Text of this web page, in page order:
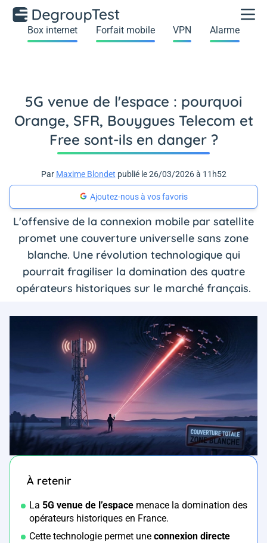
Box internet Forfait mobile VPN Alarme
5G venue de l'espace : pourquoi
Orange, SFR, Bouygues Telecom et
Free sont-ils en danger ?
Par Maxime Blondet publié le 26/03/2026 à 11h52
Ajoutez-nous à vos favoris
L'offensive de la connexion mobile par satellite
promet une couverture universelle sans zone
blanche. Une révolution technologique qui
pourrait fragiliser la domination des quatre
opérateurs historiques sur le marché français.
À retenir
La 5G venue de l’espace menace la domination des
opérateurs historiques en France.
Cette technologie permet une connexion directe